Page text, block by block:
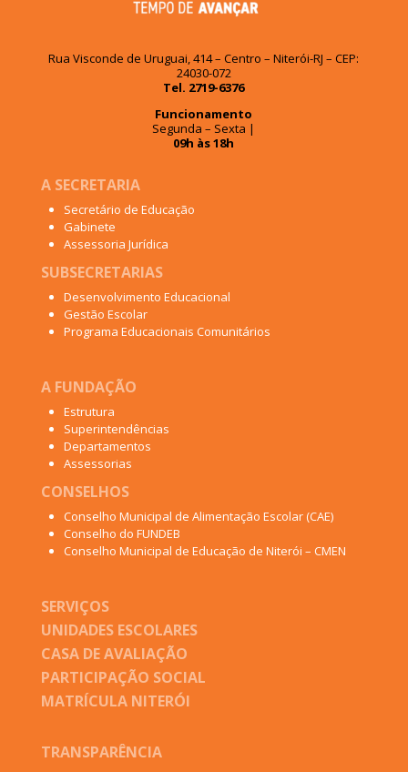
Rua Visconde de Uruguai, 414 – Centro – Niterói-RJ – CEP:
24030-072
Tel. 2719-6376
Funcionamento
Segunda – Sexta |
09h às 18h
A SECRETARIA
Secretário de Educação
Gabinete
Assessoria Jurídica
SUBSECRETARIAS
Desenvolvimento Educacional
Gestão Escolar
Programa Educacionais Comunitários
A FUNDAÇÃO
Estrutura
Superintendências
Departamentos
Assessorias
CONSELHOS
Conselho Municipal de Alimentação Escolar (CAE)
Conselho do FUNDEB
Conselho Municipal de Educação de Niterói – CMEN
SERVIÇOS
UNIDADES ESCOLARES
CASA DE AVALIAÇÃO
PARTICIPAÇÃO SOCIAL
MATRÍCULA NITERÓI
TRANSPARÊNCIA